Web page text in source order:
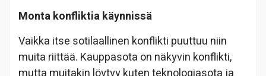
Monta konfliktia käynnissä
Vaikka itse sotilaallinen konflikti puuttuu niin
muita riittää. Kauppasota on näkyvin konflikti,